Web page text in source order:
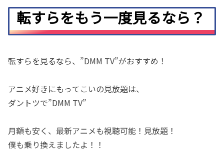
転すらをもう一度見るなら？
転すらを見るなら、”DMM TV”がおすすめ！
アニメ好きにもってこいの見放題は、
ダントツで”DMM TV”
月額も安く、最新アニメも視聴可能！見放題！
僕も乗り換えましたよ！！